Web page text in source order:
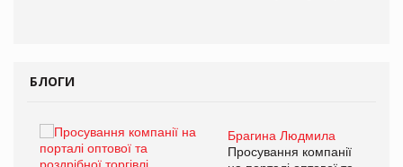
БЛОГИ
Брагина Людмила
Просування компанії